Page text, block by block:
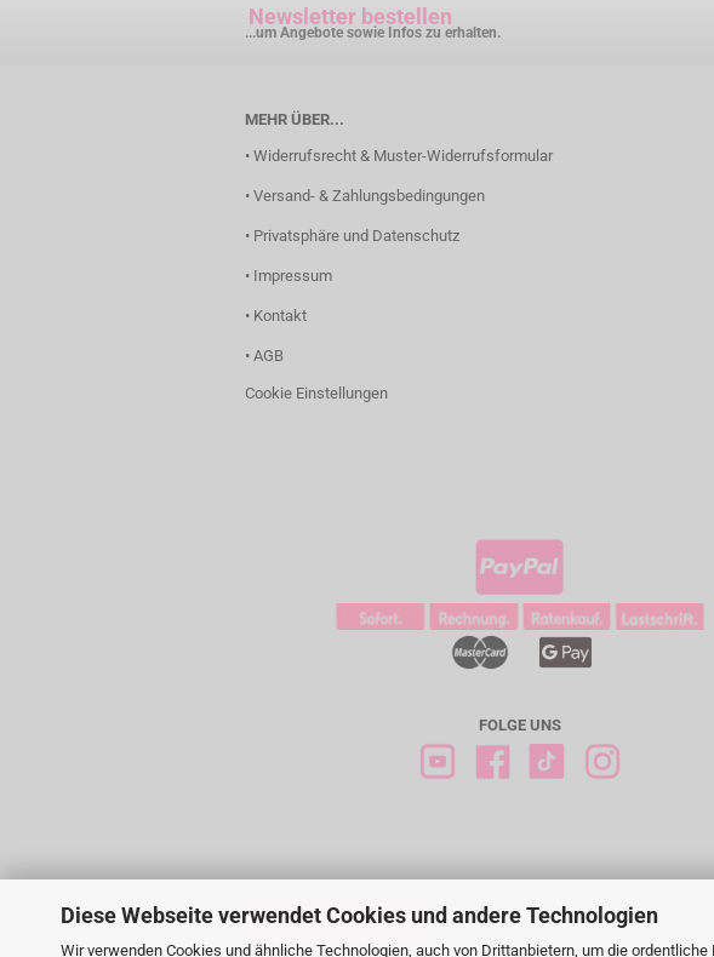
Diese Webseite verwendet Cookies und andere Technologien
Wir verwenden Cookies und ähnliche Technologien, auch von Drittanbietern, um die
Newsletter bestellen
...um Angebote sowie Infos zu erhalten.
MEHR ÜBER...
• Widerrufsrecht & Muster-Widerrufsformular
• Versand- & Zahlungsbedingungen
• Privatsphäre und Datenschutz
• Impressum
• Kontakt
• AGB
Cookie Einstellungen
FOLGE UNS
Vertrag widerrufen